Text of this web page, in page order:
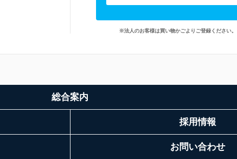
※法人のお客様は買い物かごよりご登録ください。
総合案内
採用情報
お問い合わせ